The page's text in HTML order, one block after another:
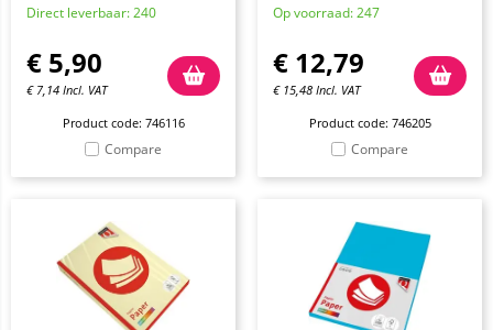
Direct leverbaar: 240
€ 5,90
€ 7,14 Incl. VAT
Product code: 746116
Compare
Op voorraad: 247
€ 12,79
€ 15,48 Incl. VAT
Product code: 746205
Compare